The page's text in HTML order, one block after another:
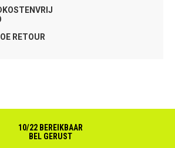
RETOUR
10/22 BEREIKBAAR
BEL GERUST